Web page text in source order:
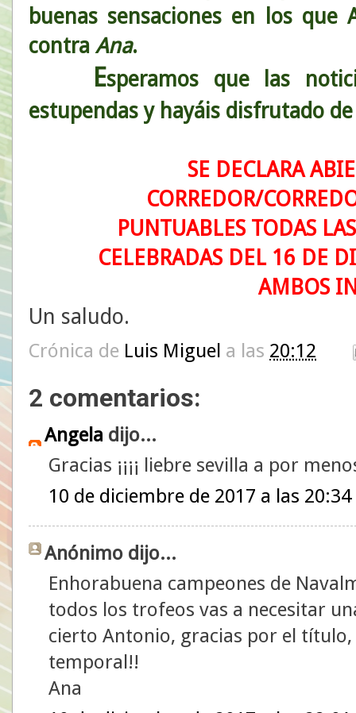
buenas sensaciones en los que
contra Ana.
Esperamos que las
estupendas y hayáis disfrutado
SE DECLARA
CORREDOR/
PUNTUABLES TODAS
CELEBRADAS DEL 16 DE
AMBOS
Un saludo.
Crónica de Luis Miguel a las 20:12
2 comentarios:
Angela dijo...
Gracias ¡¡¡¡ liebre sevilla a por
10 de diciembre de 2017 a las 20:34
Anónimo dijo...
Enhorabuena campeones de
todos los trofeos vas a necesitar
cierto Antonio, gracias por el
temporal!!
Ana